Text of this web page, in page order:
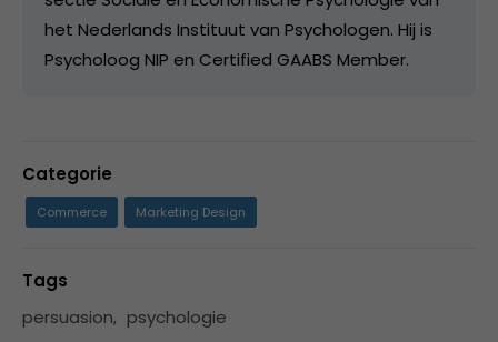
het Nederlands Instituut van Psychologen. Hij is
Psycholoog NIP en Certified GAABS Member.
Categorie
Commerce Marketing Design
Tags
persuasion, psychologie